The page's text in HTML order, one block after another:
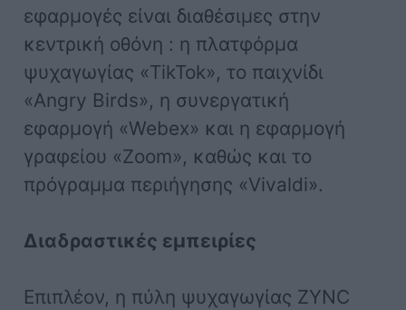
εφαρμογές είναι διαθέσιμες στην
κεντρική οθόνη : η πλατφόρμα
ψυχαγωγίας «TikTok», το παιχνίδι
«Angry Birds», η συνεργατική
εφαρμογή «Webex» και η εφαρμογή
γραφείου «Zoom», καθώς και το
πρόγραμμα περιήγησης «Vivaldi».
Διαδραστικές εμπειρίες
Επιπλέον, η πύλη ψυχαγωγίας ZYNC